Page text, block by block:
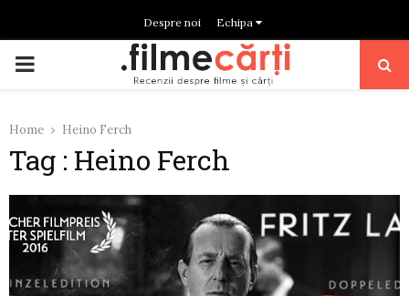
Despre noi Echipa
PRIMARY
Home Heino Ferch
Tag : Heino Ferch